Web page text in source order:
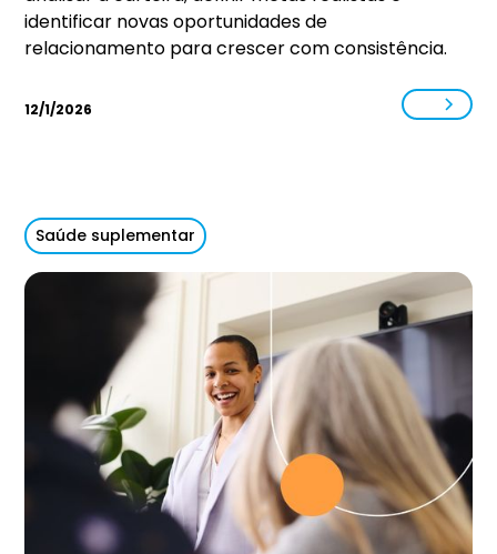
identificar novas oportunidades de
relacionamento para crescer com consistência.
12/1/2026
Saúde suplementar